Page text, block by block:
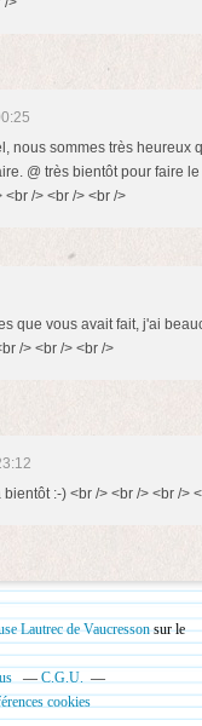
nous sommes très heureux
@ très bientôt pour faire
/> <br /> <br />
que vous avait fait, j'ai
/> <br /> <br />
:-) <br /> <br /> <br />
Lautrec de Vaucressonsur le
C.G.U.
cookies